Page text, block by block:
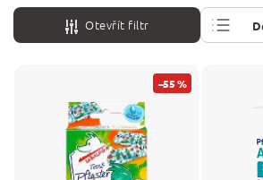
Tabaluga. Doplnit lékárničku můžete i
Antibakteriální a dezinfekční prostředky
.
Otevřít filtr
–55 %